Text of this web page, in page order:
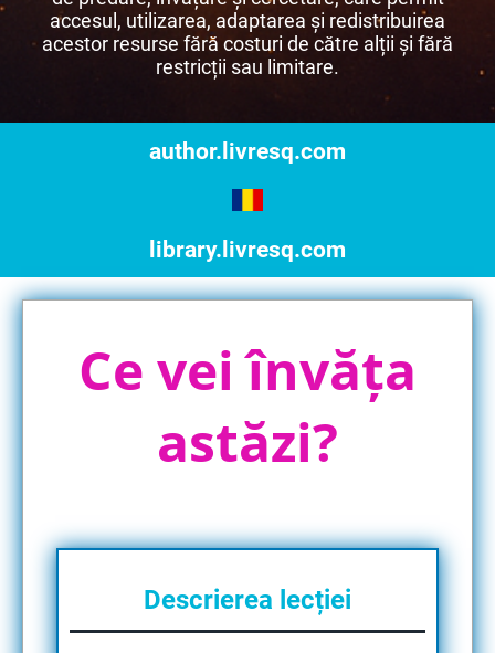
accesul, utilizarea, adaptarea și redistribuirea
acestor resurse fără costuri de către alții și fără
restricții sau limitare.
author.livresq.com
library.livresq.com
Ce vei învăța
astăzi?
Descrierea lecției